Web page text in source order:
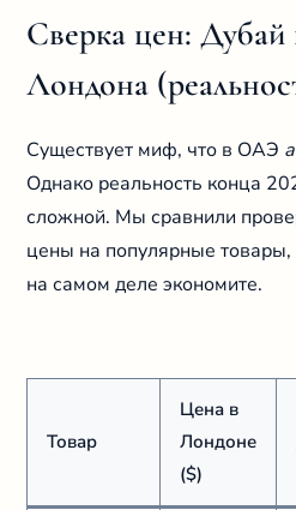
Сверка цен: Дубай
Лондона
Существует миф, что в ОАЭ
Однако реальность конца
сложной. Мы сравнили
цены на популярные товары,
на самом деле экономите.
Товар
Цена в
Лондоне
($)